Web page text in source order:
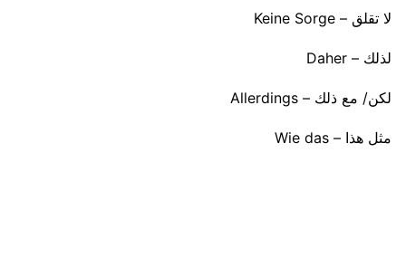
لا تقلق – Keine Sorge
لذلك – Daher
لكن/ مع ذلك – Allerdings
مثل هذا – Wie das